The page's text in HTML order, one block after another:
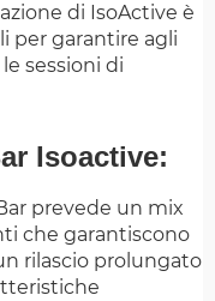
di IsoActive è
per garantire agli
sessioni di
Isoactive:
prevede un mix
che garantiscono
rilascio prolungato